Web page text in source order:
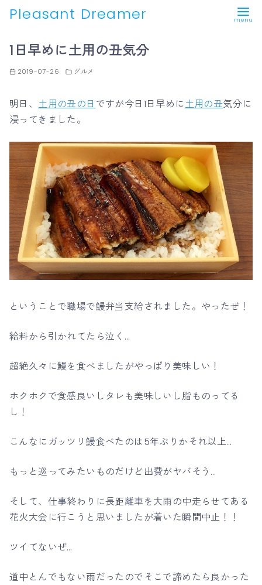
Pleasant Dreamer
1日早めに土用の丑気分
2019-07-26 グルメ
明日、 土用の丑の日 ですが今日1日早めに土用の丑気分に
浸ってきました。
ということで職場で鰻弁当支給されました。やったぜ！
給料から引かれてたら泣く…
超絶久々に鰻を食べましたがやっぱり美味しい！
ホクホクで食感良いしタレも美味しいし脂ものってる
し！
こんなにガッツリ鰻食べたのは5年ぶりかそれ以上…
もっと巡ってみたいものだけど出費がヤバそう…
そして、仕事終わりに長距離車を大雨の中走らせてある
花火大会に行こうと思いましたが着いた瞬間中止！！
ツイてないぜ…
道中とんでもない雨だったのでそこで諦めたら良かった